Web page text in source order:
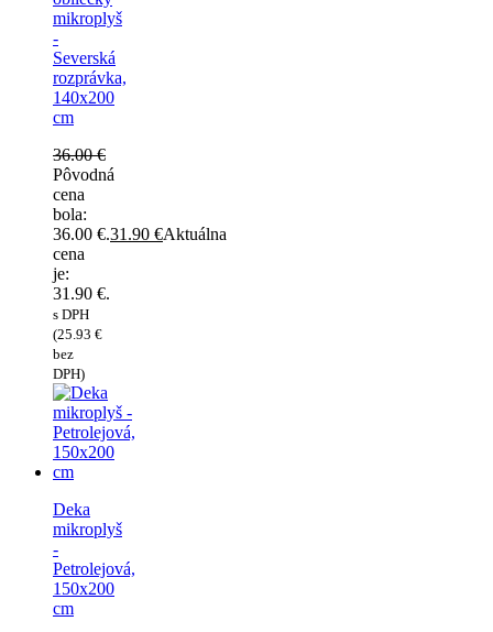
mikroplyš
-
Severská
rozprávka,
140x200
cm
36.00€
Pôvodná
cena
bola:
36.00 €.31.90 €Aktuálna
cena
je:
31.90 €.
s DPH
(25.93 €
bez
DPH)
Deka
mikroplyš
-
Petrolejová,
150x200
cm